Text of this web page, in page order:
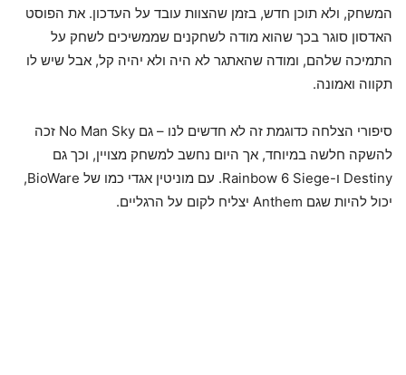
המשחק, ולא תוכן חדש, בזמן שהצוות עובד על העדכון. את הפוסט
האדסון סוגר בכך שהוא מודה לשחקנים שממשיכים לשחק על
התמיכה שלהם, ומודה שהאתגר לא היה ולא יהיה קל, אבל שיש לו
תקווה ואמונה.
סיפורי הצלחה כדוגמת זה לא חדשים לנו – גם No Man Sky זכה
להשקה חלשה במיוחד, אך היום נחשב למשחק מצויין, וכך גם
Destiny ו-Rainbow 6 Siege. עם מוניטין אגדי כמו של BioWare,
יכול להיות שגם Anthem יצליח לקום על הרגליים.